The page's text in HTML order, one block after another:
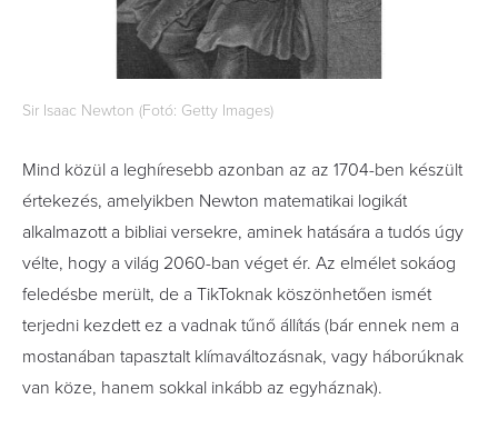
Sir Isaac Newton (Fotó: Getty Images)
Mind közül a leghíresebb azonban az az 1704-ben készült
értekezés, amelyikben Newton matematikai logikát
alkalmazott a bibliai versekre, aminek hatására a tudós úgy
vélte, hogy a világ 2060-ban véget ér. Az elmélet sokáog
feledésbe merült, de a TikToknak köszönhetően ismét
terjedni kezdett ez a vadnak tűnő állítás (bár ennek nem a
mostanában tapasztalt klímaváltozásnak, vagy háborúknak
van köze, hanem sokkal inkább az egyháznak).